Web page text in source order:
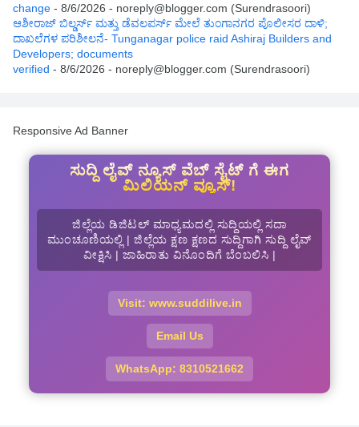
change - 8/6/2026 - noreply@blogger.com (Surendrasoori)
ಆಶೀರಾಜ್ ಬಿಲ್ಡರ್ಸ್ ಮತ್ತು ಡೆವಲಪರ್ಸ್ ಮೇಲೆ ತುಂಗಾನಗರ ಪೊಲೀಸರ ದಾಳಿ;
ದಾಖಲೆಗಳ ಪರಿಶೀಲನೆ- Tunganagar police raid Ashiraj Builders and
Developers; documents
verified - 8/6/2026 - noreply@blogger.com (Surendrasoori)
Responsive Ad Banner
ಸುದ್ದಿ ಲೈವ್ ನ್ಯೂಸ್ ವೆಬ್ ಸೈಟ್ ಗೆ ಈಗ
ಮಿಲಿಯನ್ ವ್ಯೂಸ್!
ಜಿಲ್ಲೆಯ ಡಿಜಿಟಲ್ ಮಾಧ್ಯಮದಲ್ಲಿ ಸುದ್ದಿಯಲ್ಲಿ ಸದಾ
ಮುಂಚೂಣಿಯಲ್ಲಿ | ಜಿಲ್ಲೆಯ ಕ್ಷಣ ಕ್ಷಣದ ಸುದ್ದಿಗಾಗಿ ಸುದ್ದಿ ಲೈವ್
ವೀಕ್ಷಿಸಿ | ಜಾಹಿರಾತು ವಿನೊಂದಿಗೆ ಬೆಂಬಲಿಸಿ |
Visit: www.suddilive.in
Email Us
WhatsApp: 8310521662